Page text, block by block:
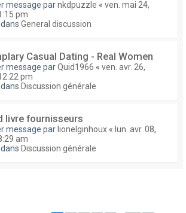
message parnkdpuzzle « ven. mai 24,
pm
General discussion
Сasual Dating - Real Women
message parQuid1966 « ven. avr. 26,
pm
Discussion générale
livre fournisseurs
message par lionelginhoux « lun. avr. 08,
am
Discussion générale